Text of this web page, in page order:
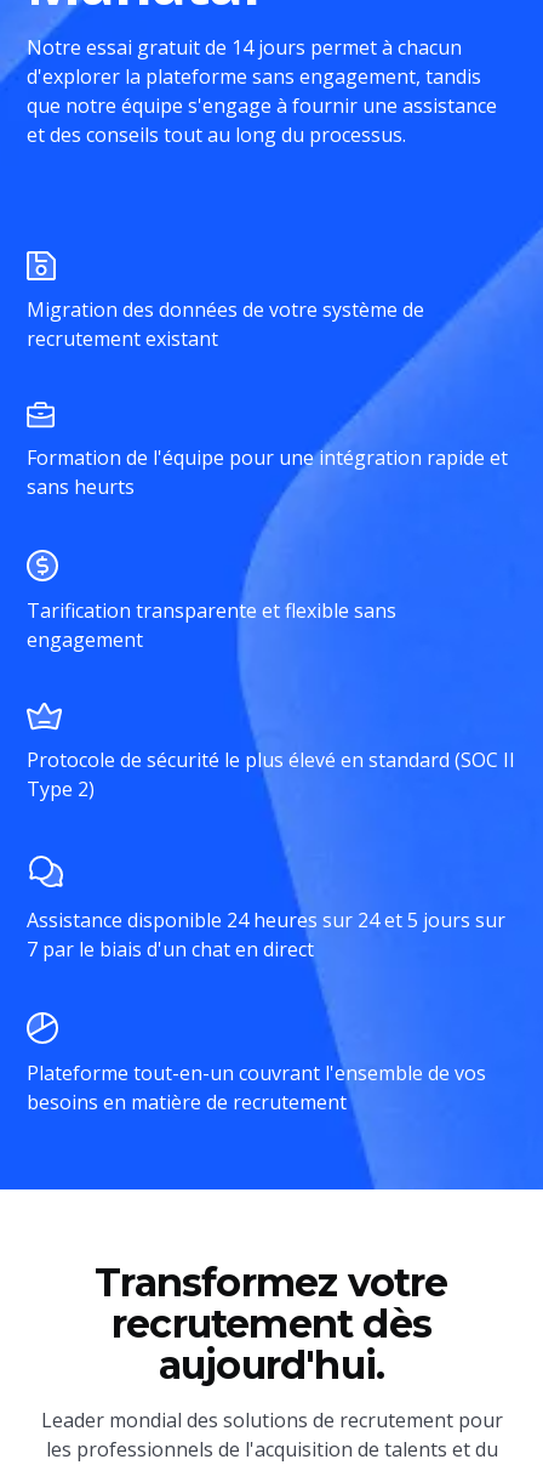
Notre essai gratuit de 14 jours permet à chacun
d'explorer la plateforme sans engagement, tandis
que notre équipe s'engage à fournir une assistance
et des conseils tout au long du processus.
Migration des données de votre système de
recrutement existant
Formation de l'équipe pour une intégration rapide et
sans heurts
Tarification transparente et flexible sans
engagement
Protocole de sécurité le plus élevé en standard (SOC II
Type 2)
Assistance disponible 24 heures sur 24 et 5 jours sur
7 par le biais d'un chat en direct
Plateforme tout-en-un couvrant l'ensemble de vos
besoins en matière de recrutement
Transformez votre
recrutement dès
aujourd'hui.
Leader mondial des solutions de recrutement pour
les professionnels de l'acquisition de talents et du